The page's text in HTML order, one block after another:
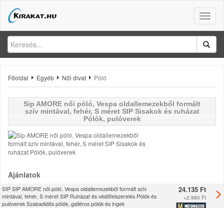
Toggle
Főoldal Egyéb Női divat Póló
Sip AMORE női póló, Vespa oldallemezekből formált
szív mintával, fehér, S méret SIP Sisakok és ruházat
Pólók, pulóverek
Ajánlatok
SIP SIP AMORE női póló, Vespa oldallemezekből formált szív
mintával, fehér, S méret SIP Ruházat és védőfelszerelés Pólók és
pulóverek Szabadidős pólók, galléros pólók és ingek
24.135 Ft
+2.980 Ft